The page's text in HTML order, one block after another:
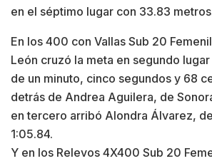
en el séptimo lugar con 33.83
En los 400 con Vallas Sub 20
León cruzó la meta en segundo
de un minuto, cinco segundos y 68
detrás de Andrea Aguilera, de
en tercero arribó Alondra Álvarez,
1:05.84.
Y en los Relevos 4X400 Sub 20